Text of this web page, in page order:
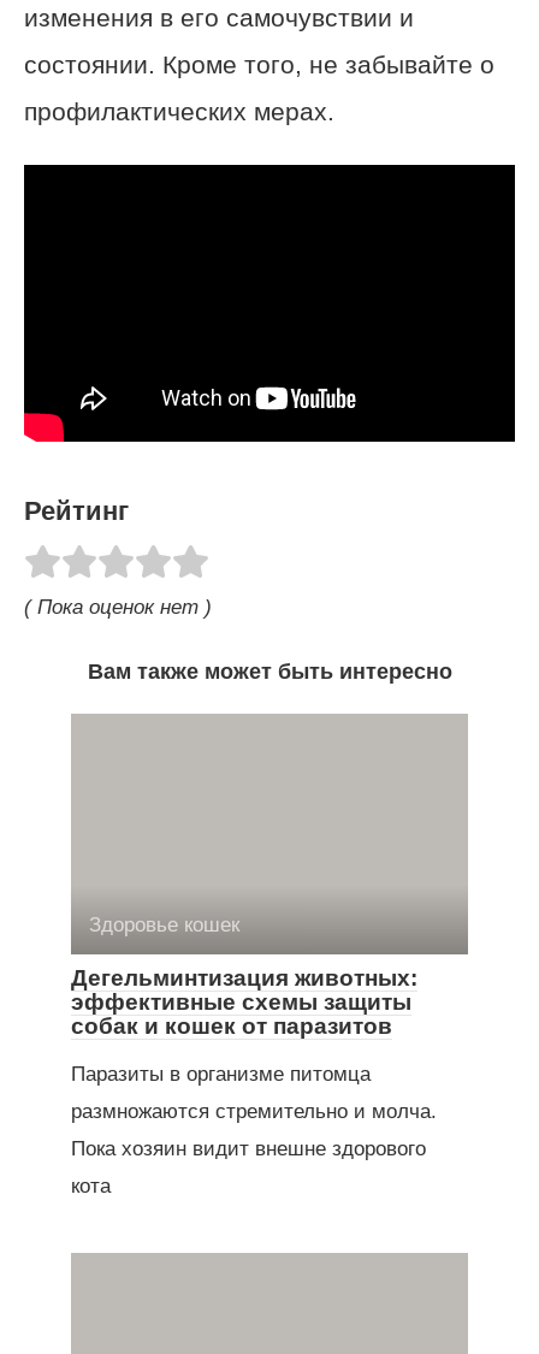
изменения в его самочувствии и
состоянии. Кроме того, не забывайте о
профилактических мерах.
Рейтинг
( Пока оценок нет )
Вам также может быть интересно
Здоровье кошек
Дегельминтизация животных:
эффективные схемы защиты
собак и кошек от паразитов
Паразиты в организме питомца
размножаются стремительно и молча.
Пока хозяин видит внешне здорового
кота